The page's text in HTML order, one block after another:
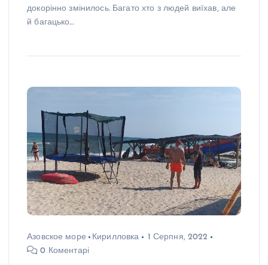
докорінно змінилось. Багато хто з людей виїхав, але
й багацько…
Азовское море Кирилловка
1 Серпня, 2022
0 Коментарі